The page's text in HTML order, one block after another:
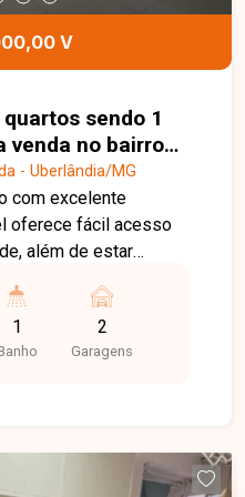
V
sendo 1
venda no bairro
- Uberlândia/MG
com excelente
oferece fácil acesso
além de estar
diversos serviços,
conforto e
Sala ampla
amplos, bem
e ventilação
1 2
Garagens